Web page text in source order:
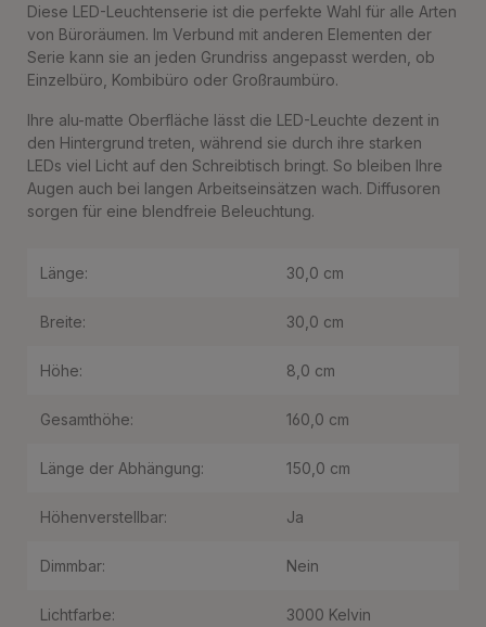
Diese LED-Leuchtenserie ist die perfekte Wahl für alle Arten
von Büroräumen. Im Verbund mit anderen Elementen der
Serie kann sie an jeden Grundriss angepasst werden, ob
Einzelbüro, Kombibüro oder Großraumbüro.
Ihre alu-matte Oberfläche lässt die LED-Leuchte dezent in
den Hintergrund treten, während sie durch ihre starken
LEDs viel Licht auf den Schreibtisch bringt. So bleiben Ihre
Augen auch bei langen Arbeitseinsätzen wach. Diffusoren
sorgen für eine blendfreie Beleuchtung.
Länge: 30,0 cm
Breite: 30,0 cm
Höhe: 8,0 cm
Gesamthöhe: 160,0 cm
Länge der Abhängung: 150,0 cm
Höhenverstellbar: Ja
Dimmbar: Nein
Lichtfarbe: 3000 Kelvin